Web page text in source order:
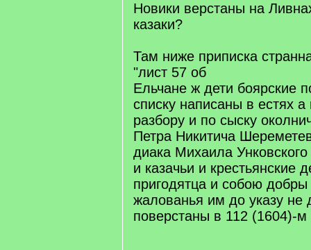
Новики верстаны на
казаки?
Там ниже приписка
"лист 57 об
Ельчане ж дети боярские
списку написаны в естях
разбору и по сыску
Петра Никитича
диака Михаила Унковского
и казачьи и крестьянские
пригодятца и собою добры
жалованья им до указу не
поверстаны в 112 (1604)-м